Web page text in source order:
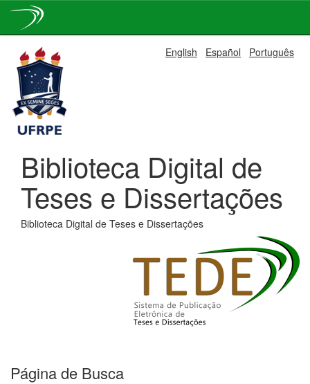
navigation
English Español Português
Biblioteca Digital de
Teses e Dissertações
Biblioteca Digital de Teses e Dissertações
Página de Busca